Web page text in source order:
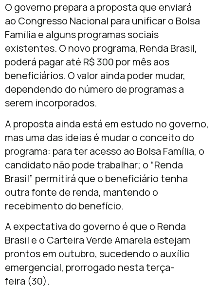
O governo prepara a proposta que enviará
ao Congresso Nacional para unificar o Bolsa
Família e alguns programas sociais
existentes. O novo programa, Renda Brasil,
poderá pagar até R$ 300 por mês aos
beneficiários. O valor ainda poder mudar,
dependendo do número de programas a
serem incorporados.
A proposta ainda está em estudo no governo,
mas uma das ideias é mudar o conceito do
programa: para ter acesso ao Bolsa Família, o
candidato não pode trabalhar; o “Renda
Brasil” permitirá que o beneficiário tenha
outra fonte de renda, mantendo o
recebimento do benefício.
A expectativa do governo é que o Renda
Brasil e o Carteira Verde Amarela estejam
prontos em outubro, sucedendo o auxílio
emergencial, prorrogado nesta terça-
feira (30).